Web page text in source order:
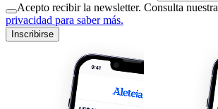
Acepto recibir la newsletter. Consulta nuestra
privacidad para saber más.
Inscribirse